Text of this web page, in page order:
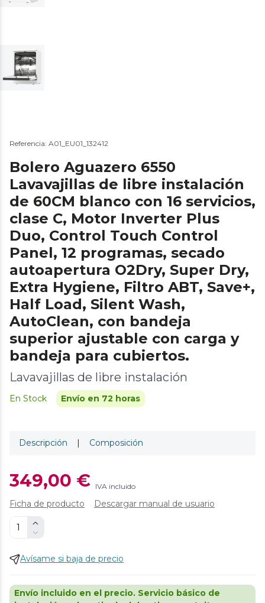
Referencia: A01_EU01_132412
Bolero Aguazero 6550
Lavavajillas de libre instalación
de 60CM blanco con 16 servicios,
clase C, Motor Inverter Plus
Duo, Control Touch Control
Panel, 12 programas, secado
autoapertura O2Dry, Super Dry,
Extra Hygiene, Filtro ABT, Save+,
Half Load, Silent Wash,
AutoClean, con bandeja
superior ajustable con carga y
bandeja para cubiertos.
Lavavajillas de libre instalación
En Stock Envío en 72 horas
Descripción | Composición
349,00 € IVA incluido
Ficha de producto Descargar manual de usuario
Avísame si baja de precio
Envío incluido en el precio. Servicio básico de